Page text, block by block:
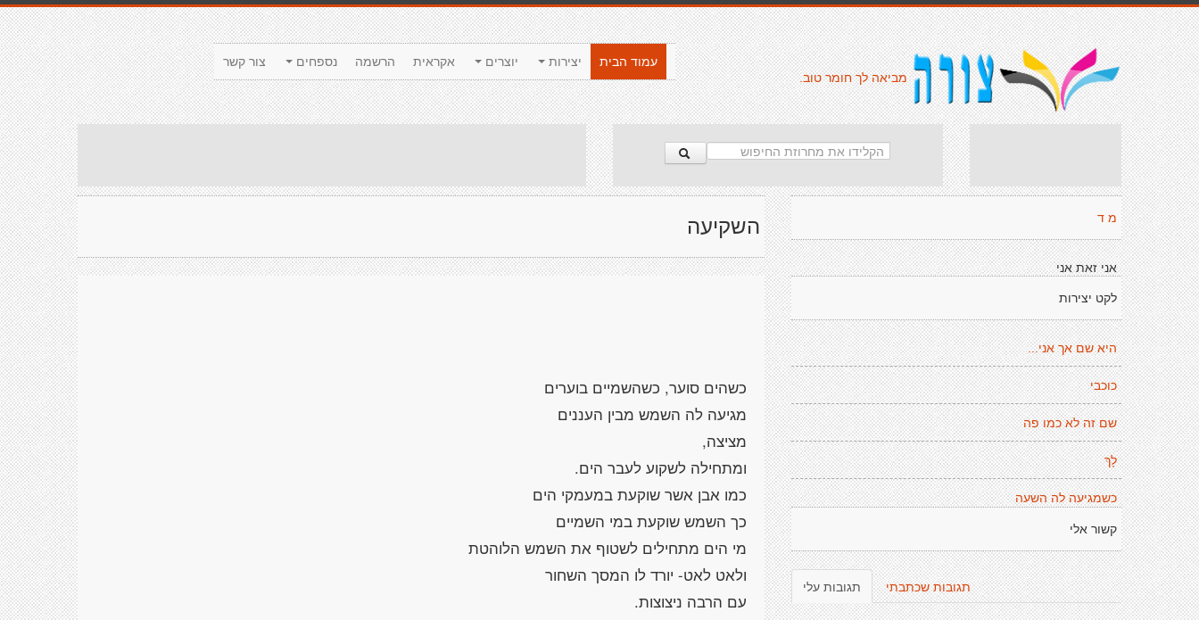
צור קשר נספחים הרשמה אקראית יוצרים יצירות
עמוד הבית
מביאה לך חומר טוב.
השקיעה מ ד
אני זאת אני
לקט יצירות
היא שם אך אני...
כוכבי
שם זה לא כמו פה
לָךְ
כשמגיעה לה השעה
קשור אלי
תגובות עלי תגובות שכתבתי